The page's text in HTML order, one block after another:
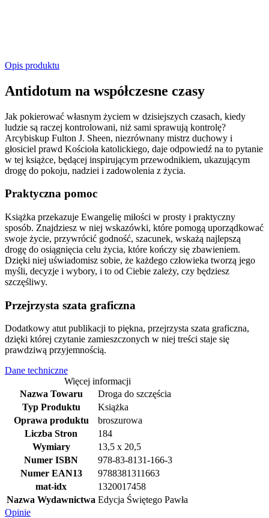
Opis produktu
Antidotum na współczesne czasy
Jak pokierować własnym życiem w dzisiejszych czasach, kiedy
ludzie są raczej kontrolowani, niż sami sprawują kontrolę?
Arcybiskup Fulton J. Sheen, niezrównany mistrz duchowy i
głosiciel prawd Kościoła katolickiego, daje odpowiedź na to pytanie
w tej książce, będącej inspirującym przewodnikiem, ukazującym
drogę do pokoju, nadziei i zadowolenia z życia.
Praktyczna pomoc
Książka przekazuje Ewangelię miłości w prosty i praktyczny
sposób. Znajdziesz w niej wskazówki, które pomogą uporządkować
swoje życie, przywrócić godność, szacunek, wskażą najlepszą
drogę do osiągnięcia celu życia, które kończy się zbawieniem.
Dzięki niej uświadomisz sobie, że każdego człowieka tworzą jego
myśli, decyzje i wybory, i to od Ciebie zależy, czy będziesz
szczęśliwy.
Przejrzysta szata graficzna
Dodatkowy atut publikacji to piękna, przejrzysta szata graficzna,
dzięki której czytanie zamieszczonych w niej treści staje się
prawdziwą przyjemnością.
Dane techniczne
Więcej informacji
Nazwa Towaru
Droga do szczęścia
Typ Produktu
Książka
Oprawa produktu
broszurowa
Liczba Stron
184
Wymiary
13,5 x 20,5
Numer ISBN
978-83-8131-166-3
Numer EAN13
9788381311663
mat-idx
1320017458
Nazwa Wydawnictwa Edycja Świętego Pawła
Opinie